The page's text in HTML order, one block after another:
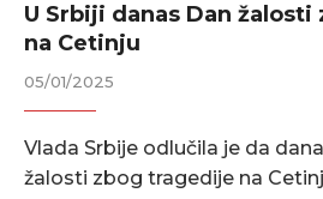
U Srbiji danas Dan
na Cetinju
05/01/2025
Vlada Srbije odlučila je da
žalosti zbog tragedije na